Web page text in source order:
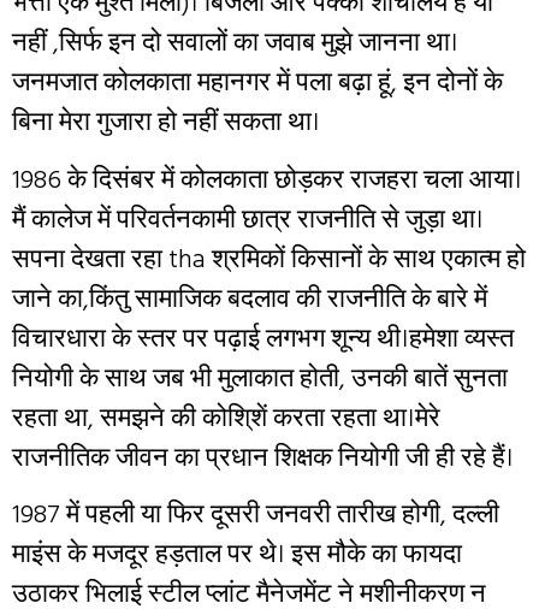
नहीं ,सिर्फ इन दो सवालों का जवाब मुझे जानना था।
जनमजात कोलकाता महानगर में पला बढ़ा हूं, इन दोनों के
बिना मेरा गुजारा हो नहीं सकता था।
1986 के दिसंबर में कोलकाता छोड़कर राजहरा चला आया।
मैं कालेज में परिवर्तनकामी छात्र राजनीति से जुड़ा था।
सपना देखता रहा tha श्रमिकों किसानों के साथ एकात्म हो
जाने का,किंतु सामाजिक बदलाव की राजनीति के बारे में
विचारधारा के स्तर पर पढ़ाई लगभग शून्य थी।हमेशा व्यस्त
नियोगी के साथ जब भी मुलाकात होती, उनकी बातें सुनता
रहता था, समझने की कोशि्शें करता रहता था।मेरे
राजनीतिक जीवन का प्रधान शिक्षक नियोगी जी ही रहे हैं।
1987 में पहली या फिर दूसरी जनवरी तारीख होगी, दल्ली
माइंस के मजदूर हड़ताल पर थे। इस मौके का फायदा
उठाकर भिलाई स्टील प्लांट मैनेजमेंट ने मशीनीकरण न